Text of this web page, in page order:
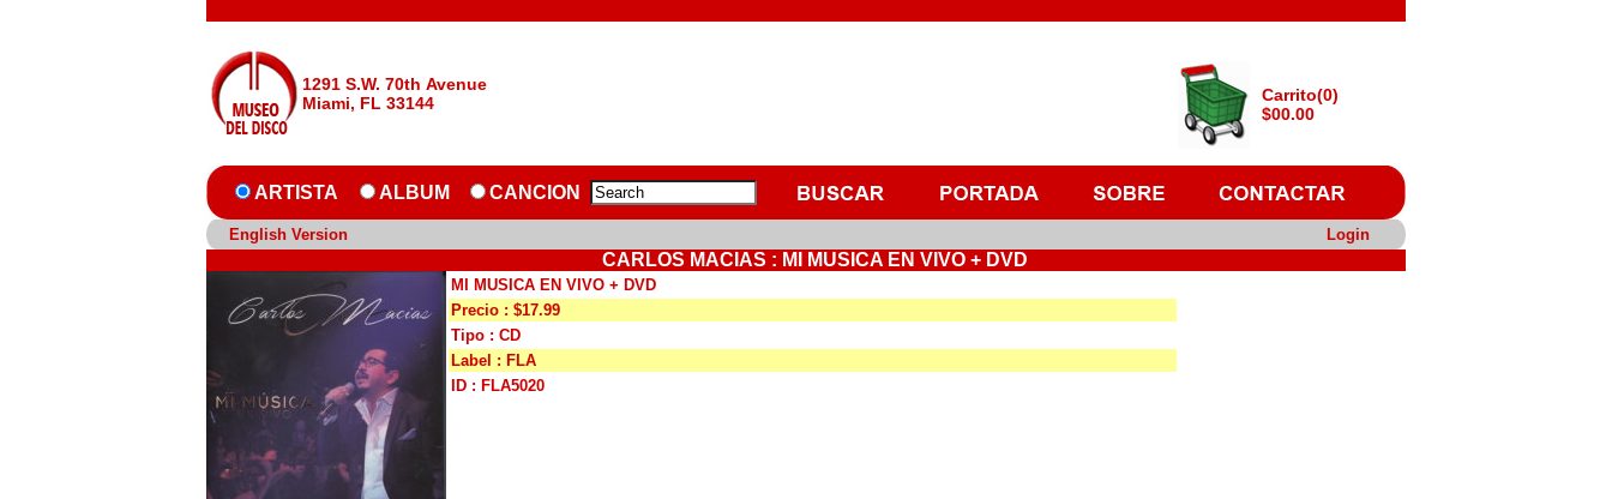
1291 S.W. 70th Avenue
Miami, FL 33144
Carrito(0)
$00.00
ARTISTA ALBUM CANCION
English Version Login
CARLOS MACIAS : MI MUSICA EN VIVO + DVD
MI MUSICA EN VIVO + DVD
Precio : $17.99
Tipo : CD
Label : FLA
ID : FLA5020